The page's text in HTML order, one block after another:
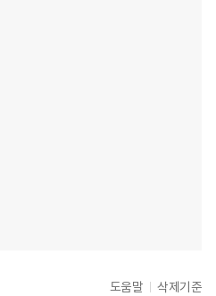
도움말 삭제기준